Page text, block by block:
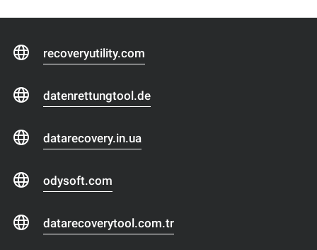
recoveryutility.com
datenrettungtool.de
datarecovery.in.ua
odysoft.com
datarecoverytool.com.tr